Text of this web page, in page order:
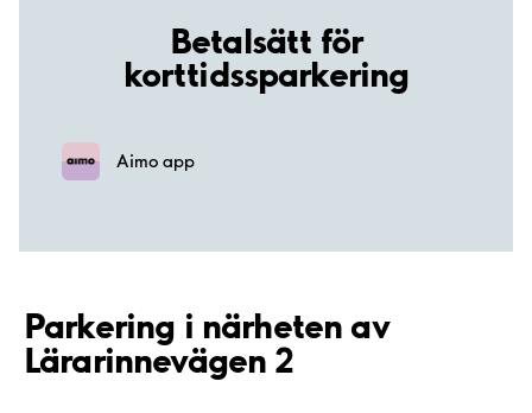
Betalsätt för
korttidssparkering
Aimo app
Parkering i närheten av
Lärarinnevägen 2